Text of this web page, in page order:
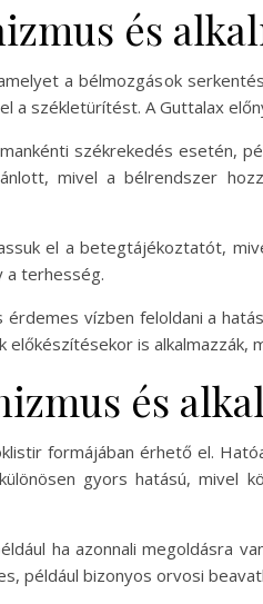
és
a bélmozgások
a székletürítést. A Guttalax
székrekedés esetén,
mivel a bélrendszer
el a betegtájékoztatót,
a terhesség.
vízben feloldani a
is alkalmazzák,
és
formájában érhető el.
gyors hatású, mivel
ha azonnali megoldásra
például bizonyos orvosi